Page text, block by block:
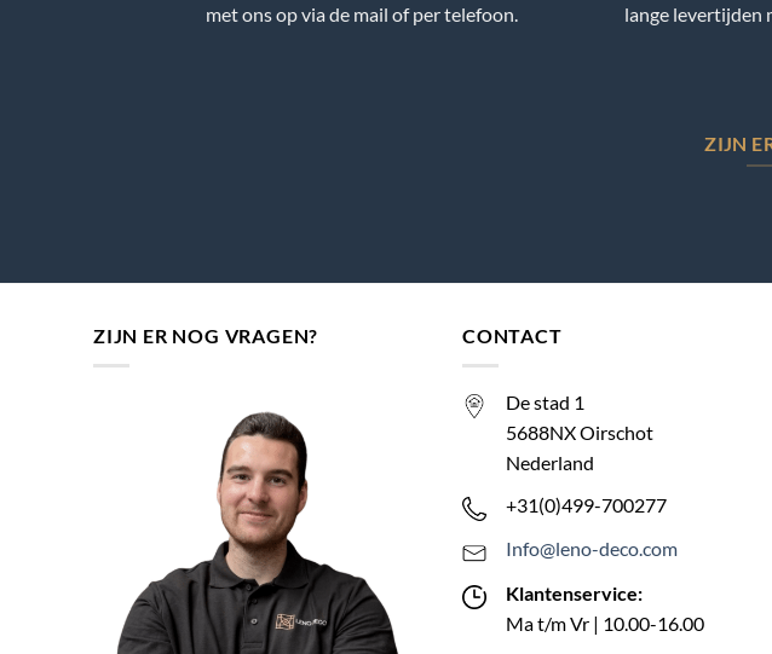
met ons op via de mail of per telefoon.
lange levertijden
ZIJN
ZIJN ER NOG VRAGEN? CONTACT
De stad 1
5688NX Oirschot
Nederland
+31(0)499-700277
Info@leno-deco.com
Klantenservice:
Ma t/m Vr | 10.00-16.00